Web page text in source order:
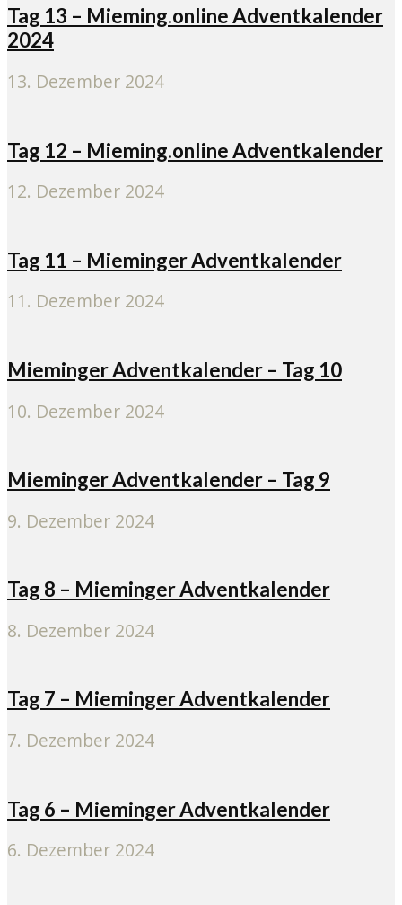
Tag 13 – Mieming.online Adventkalender
2024
13. Dezember 2024
Tag 12 – Mieming.online Adventkalender
12. Dezember 2024
Tag 11 – Mieminger Adventkalender
11. Dezember 2024
Mieminger Adventkalender – Tag 10
10. Dezember 2024
Mieminger Adventkalender – Tag 9
9. Dezember 2024
Tag 8 – Mieminger Adventkalender
8. Dezember 2024
Tag 7 – Mieminger Adventkalender
7. Dezember 2024
Tag 6 – Mieminger Adventkalender
6. Dezember 2024